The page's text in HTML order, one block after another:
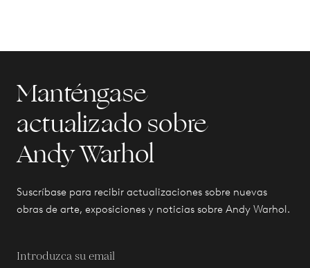
Manténgase
actualizado sobre
Andy Warhol
Suscríbase para recibir actualizaciones sobre nuevas
obras de arte, exposiciones y noticias sobre Andy Warhol.
Introduzca su email